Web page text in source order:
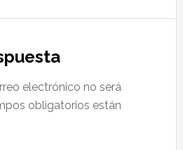
electrónico no será
obligatorios están